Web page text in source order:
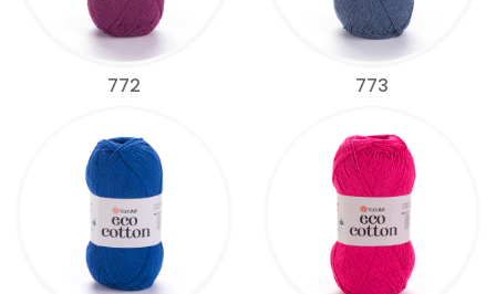
772 773